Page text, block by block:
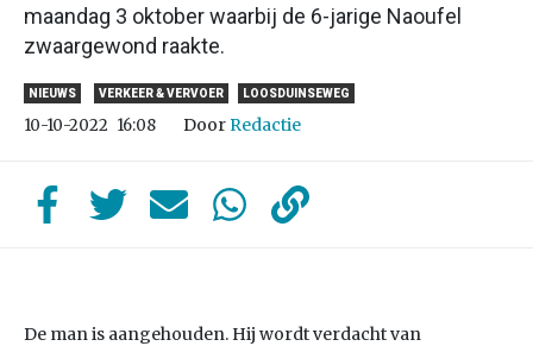
maandag 3 oktober waarbij de 6-jarige Naoufel
zwaargewond raakte.
NIEUWS VERKEER & VERVOER LOOSDUINSEWEG
10-10-2022 16:08 DoorRedactie
De man is aangehouden. Hij wordt verdacht van